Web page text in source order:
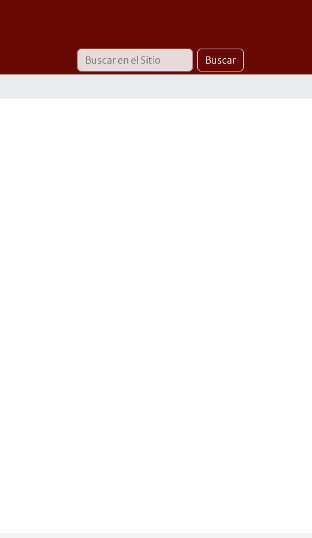
Buscar Buscar
Búsqueda
Avanzada…